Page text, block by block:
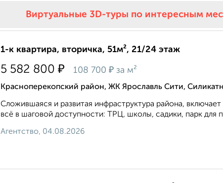
Виртуальные 3D-туры по интересным
1-к квартира, вторичка, 51м², 21/24 этаж
5 582 800 ₽ 108 700 ₽ за м²
Красноперекопский район, ЖК Ярославль Сити,
Сложившаяся и развитая инфраструктура района,
всё в шаговой доступности: ТРЦ, школы, садики, парк для
Агентство, 04.08.2026